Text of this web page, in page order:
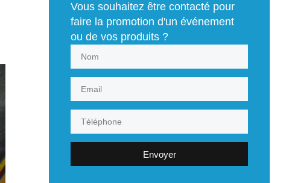
Vous souhaitez être contacté pour
faire la promotion d'un événement
ou de vos produits ?
Envoyer